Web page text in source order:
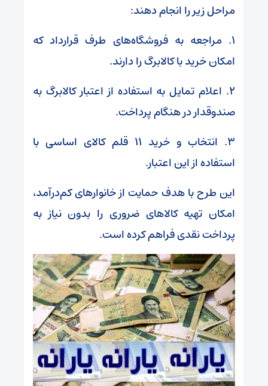
مراحل زیر را انجام دهند:
۱. مراجعه به فروشگاه‌های طرف قرارداد که
امکان خرید با کالابرگ را دارند.
۲. اعلام تمایل به استفاده از اعتبار کالابرگ به
صندوقدار در هنگام پرداخت.
۳. انتخاب و خرید ۱۱ قلم کالای اساسی با
استفاده از این اعتبار.
این طرح با هدف حمایت از خانوارهای کم‌درآمد،
امکان تهیه کالاهای ضروری را بدون نیاز به
پرداخت نقدی فراهم کرده است.